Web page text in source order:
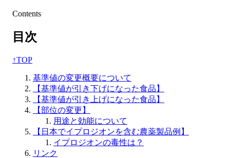
Contents
目次
↑TOP
基準値の変更概要について
【基準値が引き下げになった食品】
【基準値が引き上げになった食品】
【部位の変更】
用途と効能について
【日本でイプロジオンを含む農薬製品例】
イプロジオンの毒性は？
リンク